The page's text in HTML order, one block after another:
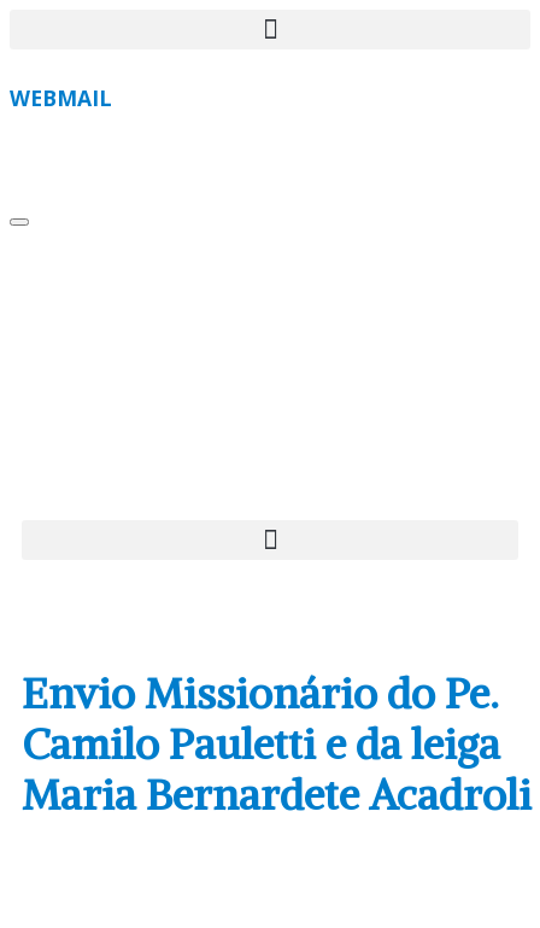
WEBMAIL
Envio Missionário do Pe.
Camilo Pauletti e da leiga
Maria Bernardete Acadroli